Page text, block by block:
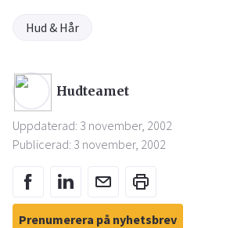
Hud & Hår
Hudteamet
Uppdaterad: 3 november, 2002
Publicerad: 3 november, 2002
Prenumerera på nyhetsbrev